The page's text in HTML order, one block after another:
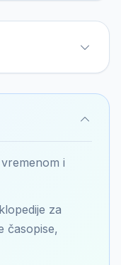
i
za
časopise,